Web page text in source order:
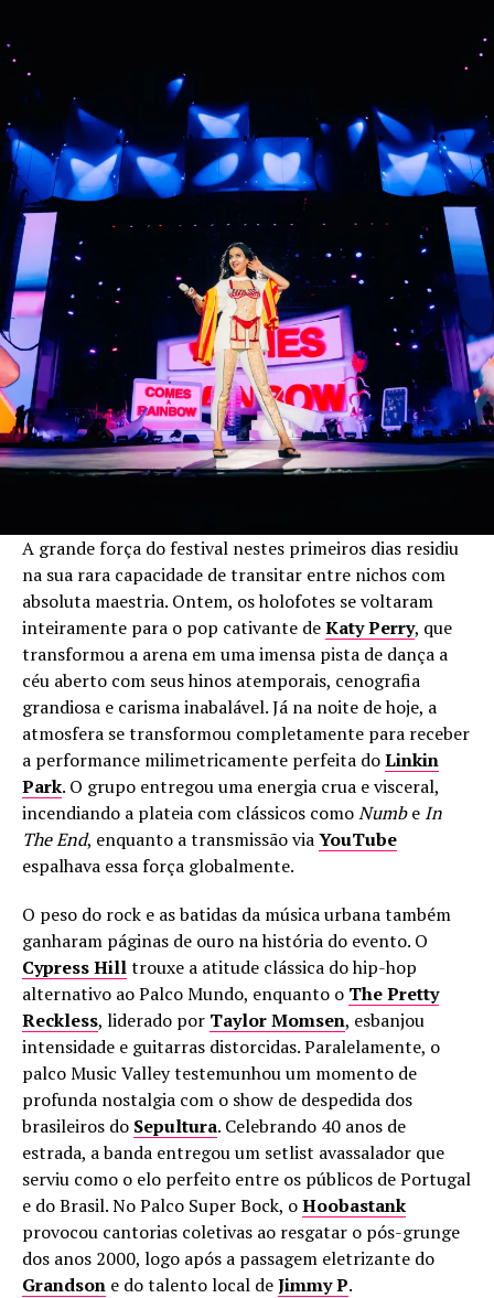
A grande força do festival nestes primeiros dias residiu
na sua rara capacidade de transitar entre nichos com
absoluta maestria. Ontem, os holofotes se voltaram
inteiramente para o pop cativante deKaty Perry, que
transformou a arena em uma imensa pista de dança a
céu aberto com seus hinos atemporais, cenografia
grandiosa e carisma inabalável. Já na noite de hoje, a
atmosfera se transformou completamente para receber
a performance milimetricamente perfeita doLinkin
Park. O grupo entregou uma energia crua e visceral,
incendiando a plateia com clássicos comoNumbe In
The End, enquanto a transmissão viaYouTube
espalhava essa força globalmente.
O peso do rock e as batidas da música urbana também
ganharam páginas de ouro na história do evento. O
Cypress Hilltrouxe a atitude clássica do hip-hop
alternativo ao Palco Mundo, enquanto o The Pretty
Reckless, liderado por Taylor Momsen, esbanjou
intensidade e guitarras distorcidas. Paralelamente, o
palco Music Valley testemunhou um momento de
profunda nostalgia com o show de despedida dos
brasileiros do Sepultura. Celebrando 40 anos de
estrada, a banda entregou um setlist avassalador que
serviu como o elo perfeito entre os públicos de Portugal
e do Brasil. No Palco Super Bock, oHoobastank
provocou cantorias coletivas ao resgatar o pós-grunge
dos anos 2000, logo após a passagem eletrizante do
Grandson e do talento local deJimmy P.